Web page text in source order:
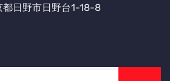
日野市日野台1-18-8